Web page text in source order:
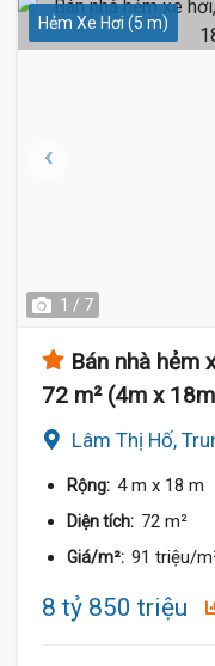
Hẻm Xe Hơi (5 m)
1 / 7
Bán nhà hẻm
72 m² (4m x
Lâm Thị Hố,
Rộng: 4 m x 18 m
Diện tích: 72 m²
Giá/m²: 91 triệu/
8 tỷ 850 triệu